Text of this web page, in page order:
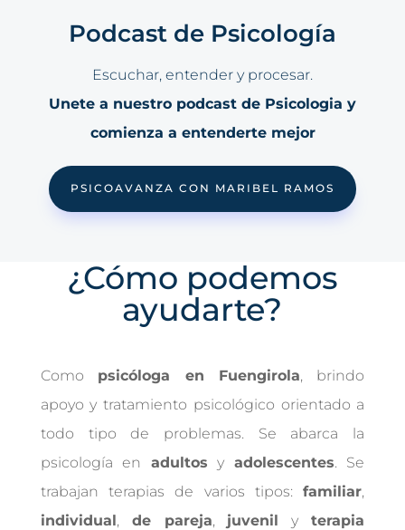
Podcast de Psicología
Escuchar, entender y procesar.
Unete a nuestro podcast de Psicologia y
comienza a entenderte mejor
PSICOAVANZA CON MARIBEL RAMOS
¿Cómo podemos
ayudarte?
Como psicóloga en Fuengirola, brindo
apoyo y tratamiento psicológico orientado a
todo tipo de problemas. Se abarca la
psicología en adultos y adolescentes. Se
trabajan terapias de varios tipos:familiar,
individual, de pareja, juvenil yterapia